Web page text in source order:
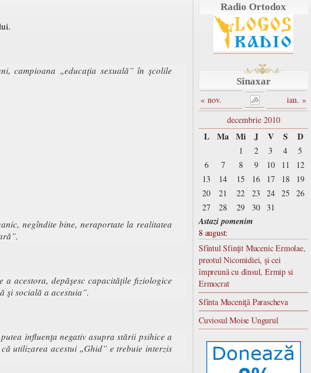
Radio Ortodox
Sinaxar
« nov.
ian. »
decembrie 2010
L Ma Mi J V S D
1 2 3 4
5
6
7 8 9 10 11
12
13
14 15 16 17 18
19
20
21 22 23 24 25
26
27
28 29 30 31
Astazi pomenim
8 august:
Sfîntul Sfinţit Mucenic Ermolae,
preotul Nicomidiei, şi cei
împreună cu dînsul, Ermip si
Ermocrat
Sfînta Muceniţă Parascheva
Cuviosul Moise Ungurul
campioana „educaţia sexuală” în şcolile
negîndite bine, neraportate la realitatea
a acestora, depăşesc capacităţile fiziologice
şi socială a acestuia”.
influenţa negativ asupra stării psihice a
utilizarea acestui „Ghid” e trebuie interzis